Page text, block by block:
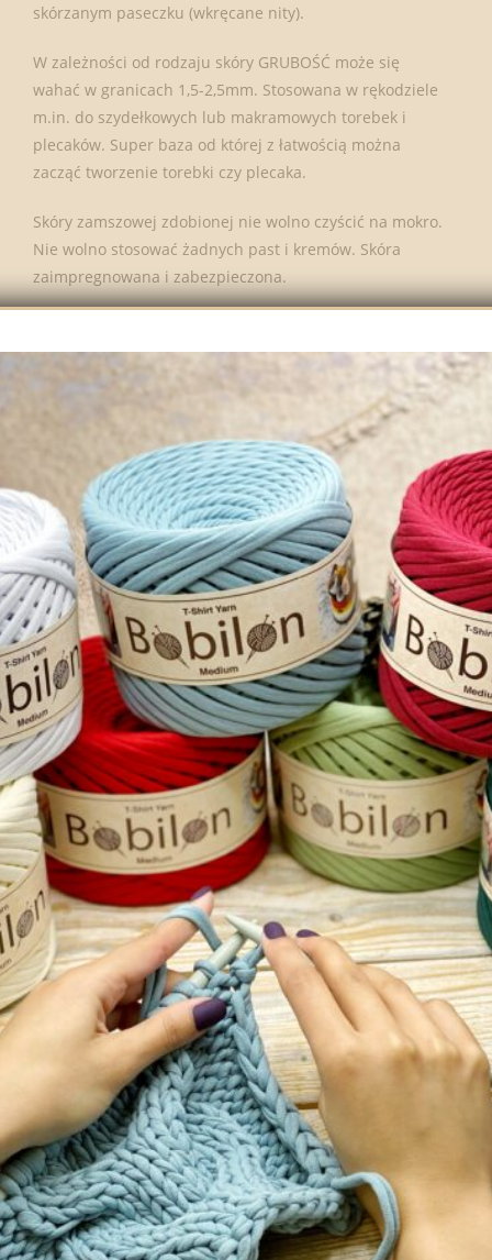
skórzanym paseczku (wkręcane nity).
W zależności od rodzaju skóry GRUBOŚĆ może się
wahać w granicach 1,5-2,5mm. Stosowana w rękodziele
m.in. do szydełkowych lub makramowych torebek i
plecaków. Super baza od której z łatwością można
zacząć tworzenie torebki czy plecaka.
Skóry zamszowej zdobionej nie wolno czyścić na mokro.
Nie wolno stosować żadnych past i kremów. Skóra
zaimpregnowana i zabezpieczona.
dopasowanie
Produkty oznaczone etykietą
„CROCHET
można łączyć z dedykowanymi kolorami
skórek, co pozwala uzyskać spójny i profesjonalny efekt.
Skóra wykończona jest w tym samym kolorze i
strukturze, co gwarantuje perfekcyjne dopasowanie
poszczególnych elementów torebki. Dzięki temu
stworzysz harmonijny projekt, w którym każdy detal ma
znaczenie.
MATERIAŁ: skóra naturalna zamszowa wysokiej jakości,
metal.
Producent:CROCHET
Te produkty i wiele innych znajdziesz w naszym
sklepiehttp://www.crochet.com.pl
Dla porównania link z innym
tłoczonym https://crochet.com.pl/produkt/crochet-
zestaw-20×18-naturalny-tloczony-okucia-
srebrne/motywem
Zestaw skórzany tłoczona klapka proponujemy
połączyć ze sznurkiem
poliestrowymhttps://crochet.com.pl/produkt/sznure
k-poliestrowy-plaski-5mm-18/
Zachęcamy do obserwowania naszego
http://www.facebook.com/profile.php?
id=100067353306911
Dołącz do
grupyhttp://www.facebook.com/groups/3303600019
71915nie ominą Cię przedsprzedaże, outlety i
premiery.
Nawet jeśli nie znasz wielu wzorów i schematów,